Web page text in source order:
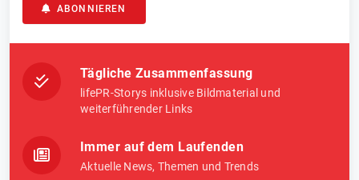
ABONNIEREN
Tägliche Zusammenfassung
lifePR-Storys inklusive Bildmaterial und
weiterführender Links
Immer auf dem Laufenden
Aktuelle News, Themen und Trends